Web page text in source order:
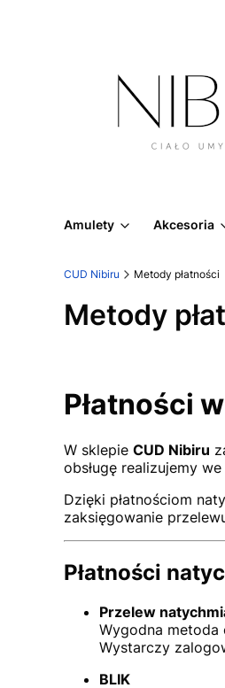
Amulety Akcesoria
CUD Nibiru Metody płatności
Metody
Płatności
W sklepie CUD Nibiru
obsługę realizujemy
Dzięki płatnościom
zaksięgowanie
Płatności
Przelew
Wygodna metoda
Wystarczy
BLIK